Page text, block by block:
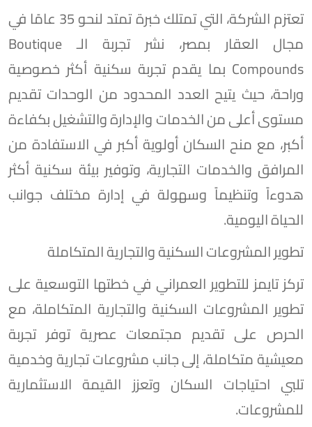
تعتزم الشركة، التي تمتلك خبرة تمتد لنحو 35 عامًا في
مجال العقار بمصر، نشر تجربة الـ Boutique
Compounds بما يقدم تجربة سكنية أكثر خصوصية
وراحة، حيث يتيح العدد المحدود من الوحدات تقديم
مستوى أعلى من الخدمات والإدارة والتشغيل بكفاءة
أكبر، مع منح السكان أولوية أكبر في الاستفادة من
المرافق والخدمات التجارية، وتوفير بيئة سكنية أكثر
هدوءاً وتنظيماً وسهولة في إدارة مختلف جوانب
الحياة اليومية.
تطوير المشروعات السكنية والتجارية المتكاملة
تركز تايمز للتطوير العمراني في خطتها التوسعية على
تطوير المشروعات السكنية والتجارية المتكاملة، مع
الحرص على تقديم مجتمعات عصرية توفر تجربة
معيشية متكاملة، إلى جانب مشروعات تجارية وخدمية
تلبي احتياجات السكان وتعزز القيمة الاستثمارية
للمشروعات.